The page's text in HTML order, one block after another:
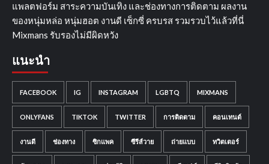
แพลตฟอร์ม สาระความบันเทิง และช่องทางการติดตาม ผลงาน
ของหนุ่มหล่อ หนุ่มฮอต งานดี เซ็กซี่ ครบรส รวมรวบไว้แล้วที่นี่
Mixmans รับรองไม่มีผิดหวัง
แนะนำ
FACEBOOK IG INSTAGRAM LGBTQ MIXMANS
ONLYFANS TIKTOK TWITTER การติดตาม คอนเทนต์
งานดี ช่องทาง ซิกแพค ซีรีส์วาย ถ่ายแบบ ทวิตเตอร์